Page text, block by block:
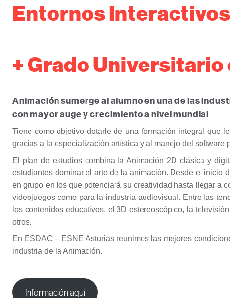
Entornos
+ Grado
Animación sumerge al alumno en una de las
con mayor auge y crecimiento a nivel mundial
Tiene como objetivo dotarle de una formación integral que
gracias a la especialización artística y al manejo del software
El plan de estudios combina la Animación 2D clásica y
estudiantes dominar el arte de la animación. Desde el inicio
en grupo en los que potenciará su creatividad hasta llegar a
videojuegos como para la industria audiovisual. Entre las
los contenidos educativos, el 3D estereoscópico, la
otros.
En ESDAC – ESNE Asturias reunimos las mejores
industria de la Animación.
Información aquí